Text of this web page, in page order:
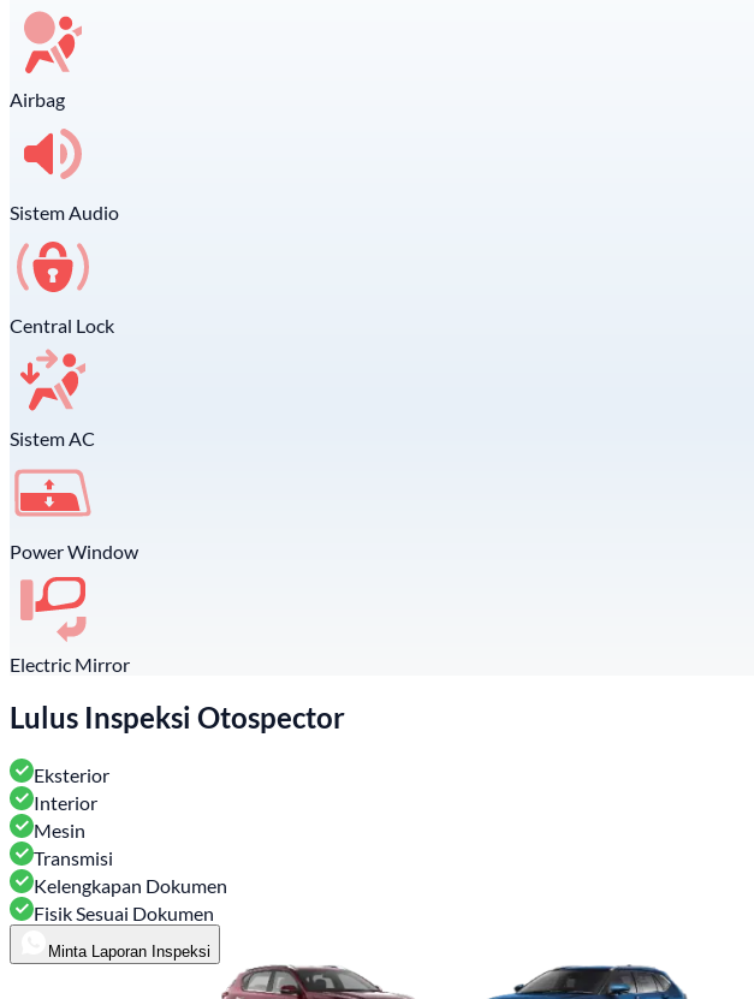
Airbag
Sistem Audio
Central Lock
Sistem AC
Power Window
Electric Mirror
Lulus Inspeksi Otospector
Eksterior
Interior
Mesin
Transmisi
Kelengkapan Dokumen
Fisik Sesuai Dokumen
Minta Laporan Inspeksi